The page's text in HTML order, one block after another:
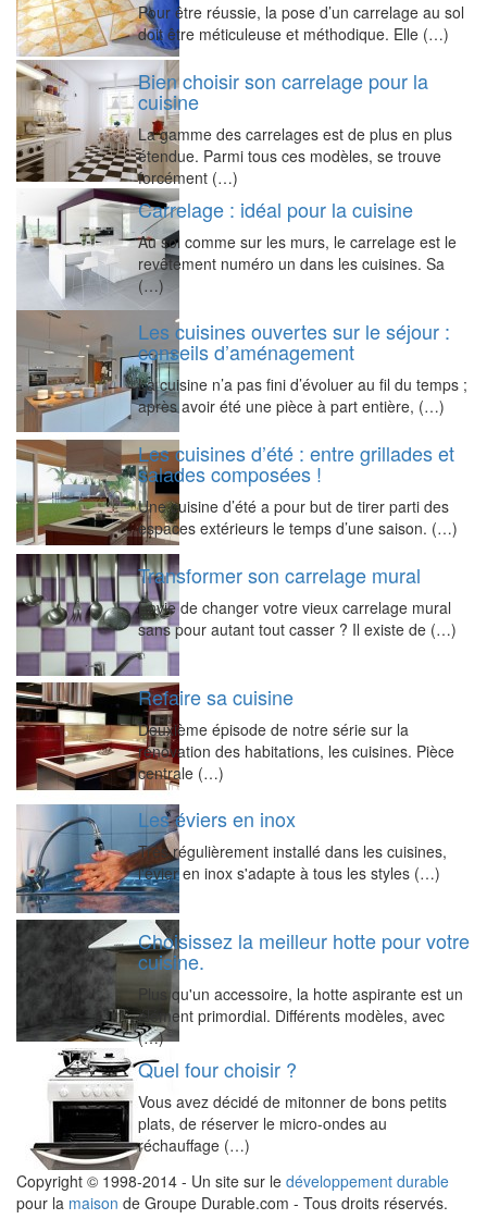
Pour être réussie, la pose d’un carrelage au sol
doit être méticuleuse et méthodique. Elle (…)
Bien choisir son carrelage pour la
cuisine
La gamme des carrelages est de plus en plus
étendue. Parmi tous ces modèles, se trouve
forcément (…)
Carrelage : idéal pour la cuisine
Au sol comme sur les murs, le carrelage est le
revêtement numéro un dans les cuisines. Sa
(…)
Les cuisines ouvertes sur le séjour :
conseils d’aménagement
La cuisine n’a pas fini d’évoluer au fil du temps ;
après avoir été une pièce à part entière, (…)
Les cuisines d’été : entre grillades et
salades composées !
Une cuisine d’été a pour but de tirer parti des
espaces extérieurs le temps d’une saison. (…)
Transformer son carrelage mural
Envie de changer votre vieux carrelage mural
sans pour autant tout casser ? Il existe de (…)
Refaire sa cuisine
Deuxième épisode de notre série sur la
rénovation des habitations, les cuisines. Pièce
centrale (…)
Les éviers en inox
Très régulièrement installé dans les cuisines,
l'évier en inox s'adapte à tous les styles (…)
Choisissez la meilleur hotte pour votre
cuisine.
Plus qu'un accessoire, la hotte aspirante est un
élément primordial. Différents modèles, avec
(…)
Quel four choisir ?
Vous avez décidé de mitonner de bons petits
plats, de réserver le micro-ondes au
réchauffage (…)
Copyright © 1998-2014 - Un site sur le développement durable
pour la maison de Groupe Durable.com - Tous droits réservés.